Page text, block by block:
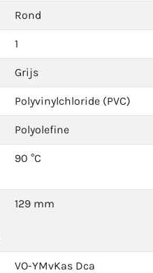
Rond
1
Grijs
Polyvinylchloride (PVC)
Polyolefine
90 °C
129 mm
VO-YMvKas Dca